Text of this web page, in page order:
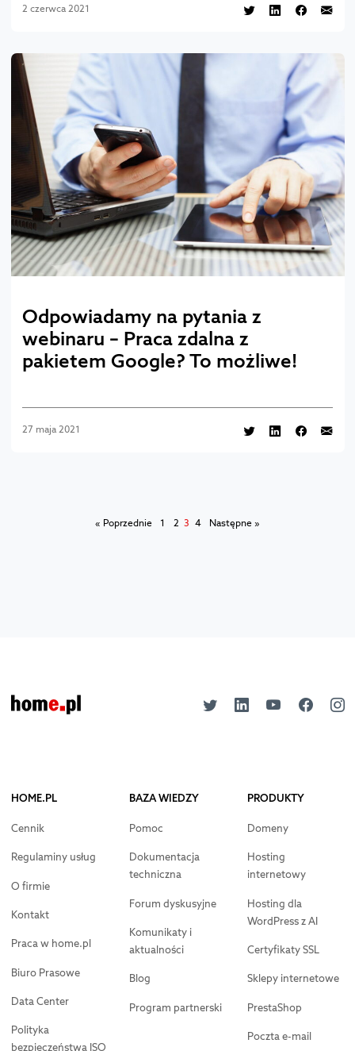
2 czerwca 2021
Odpowiadamy na pytania z
webinaru – Praca zdalna z
pakietem Google? To możliwe!
27 maja 2021
« Poprzednie 1 2 3 4 Następne »
HOME.PL
Cennik
Regulaminy usług
O firmie
Kontakt
Praca w home.pl
Biuro Prasowe
Data Center
Polityka
bezpieczeństwa ISO
BAZA WIEDZY
Pomoc
Dokumentacja
techniczna
Forum dyskusyjne
Komunikaty i
aktualności
Blog
Program partnerski
PRODUKTY
Domeny
Hosting
internetowy
Hosting dla
WordPress z AI
Certyfikaty SSL
Sklepy internetowe
PrestaShop
Poczta e-mail